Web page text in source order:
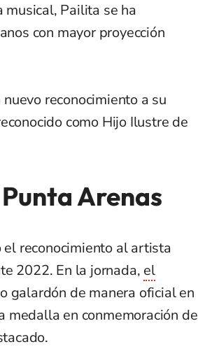
Pailita se ha
con mayor proyección
reconocimiento a su
como Hijo Ilustre de
Arenas
reconocimiento al artista
2022. En la jornada, el
galardón de manera oficial en
medalla en conmemoración de